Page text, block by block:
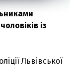
із
Львівської